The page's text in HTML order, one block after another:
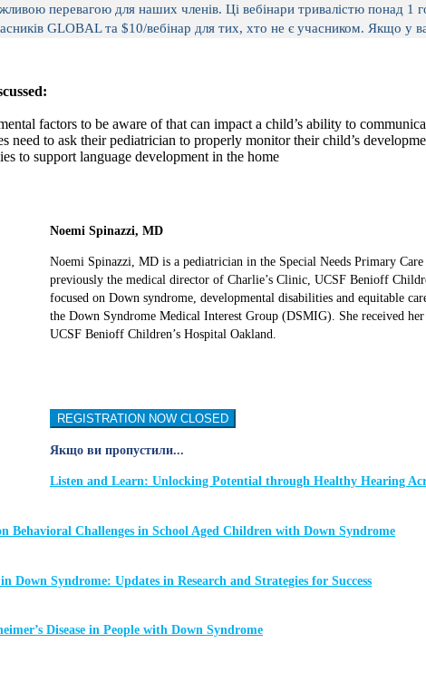
перевагою для наших членів. Ці вебінари тривалістю
GLOBAL та $10/вебінар для тих, хто не є учасником. Якщо у
factors to be aware of that can impact a child’s ability to
need to ask their pediatrician to properly monitor their child’s
to support language development in the home
Noemi Spinazzi, MD
Noemi Spinazzi, MD is a pediatrician in the Special Needs Primary
previously the medical director of Charlie’s Clinic, UCSF Benioff
focused on Down syndrome, developmental disabilities and equitable
the Down Syndrome Medical Interest Group (DSMIG). She received
UCSF Benioff Children’s Hospital Oakland.
REGISTRATION NOW CLOSED
Якщо ви пропустили...
Listen and Learn: Unlocking Potential through Healthy Hearing
Behavioral Challenges in School Aged Children with Down Syndrome
Down Syndrome: Updates in Research and Strategies for Success
Disease in People with Down Syndrome